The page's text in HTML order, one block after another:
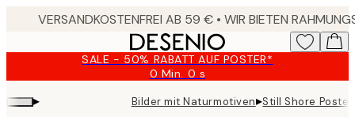
SALE - 50% RABATT AUF POSTER*
0 Min. 0 s
Gültig
bis:
2026-
▸ Bilder mit Naturmotiven▸Still Shore Poster